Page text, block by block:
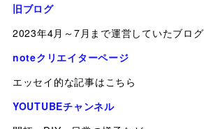
旧ブログ
2023年4月～7月まで運営していたブログ
noteクリエイターページ
エッセイ的な記事はこちら
YOUTUBEチャンネル